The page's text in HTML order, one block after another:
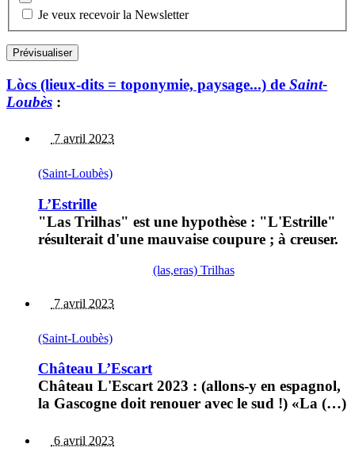
Je veux recevoir la Newsletter
Lòcs (lieux-dits = toponymie, paysage...) de Saint-
Loubès :
7 avril 2023
(Saint-Loubès)
L’Estrille
"Las Trilhas" est une hypothèse : "L'Estrille"
résulterait d'une mauvaise coupure ; à creuser.
(las,eras) Trilhas
7 avril 2023
(Saint-Loubès)
Château L’Escart
Château L'Escart 2023 : (allons-y en espagnol,
la Gascogne doit renouer avec le sud !) «La (…)
6 avril 2023